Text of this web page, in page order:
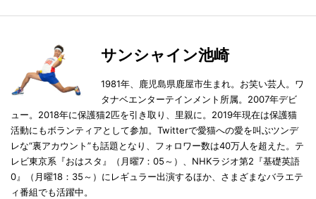
サンシャイン池崎
1981年、鹿児島県鹿屋市生まれ。お笑い芸人。ワ
タナベエンターテインメント所属。2007年デビ
ュー。2018年に保護猫2匹を引き取り、里親に。2019年現在は保護猫
活動にもボランティアとして参加。Twitterで愛猫への愛を叫ぶツンデ
レな“裏アカウント”も話題となり、フォロワー数は40万人を超えた。テ
レビ東京系『おはスタ』（月曜7：05～）、NHKラジオ第2『基礎英語
0』（月曜18：35～）にレギュラー出演するほか、さまざまなバラエテ
ィ番組でも活躍中。